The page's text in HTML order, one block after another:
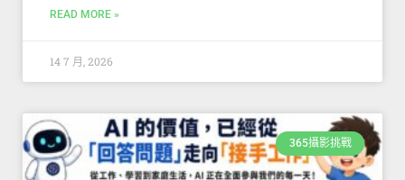
READ MORE »
14 7 月, 2026
365攝影挑戰